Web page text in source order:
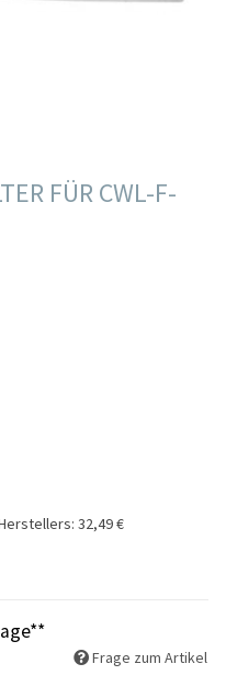
FÜR CWL-F-
: 32,49 €
Frage zum Artikel